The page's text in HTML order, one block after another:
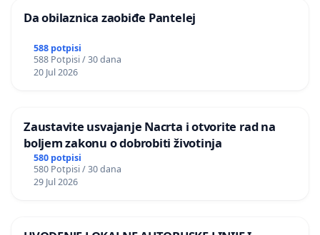
Da obilaznica zaobiđe Pantelej
588 potpisi
588 Potpisi / 30 dana
20 Jul 2026
Zaustavite usvajanje Nacrta i otvorite rad na
boljem zakonu o dobrobiti životinja
580 potpisi
580 Potpisi / 30 dana
29 Jul 2026